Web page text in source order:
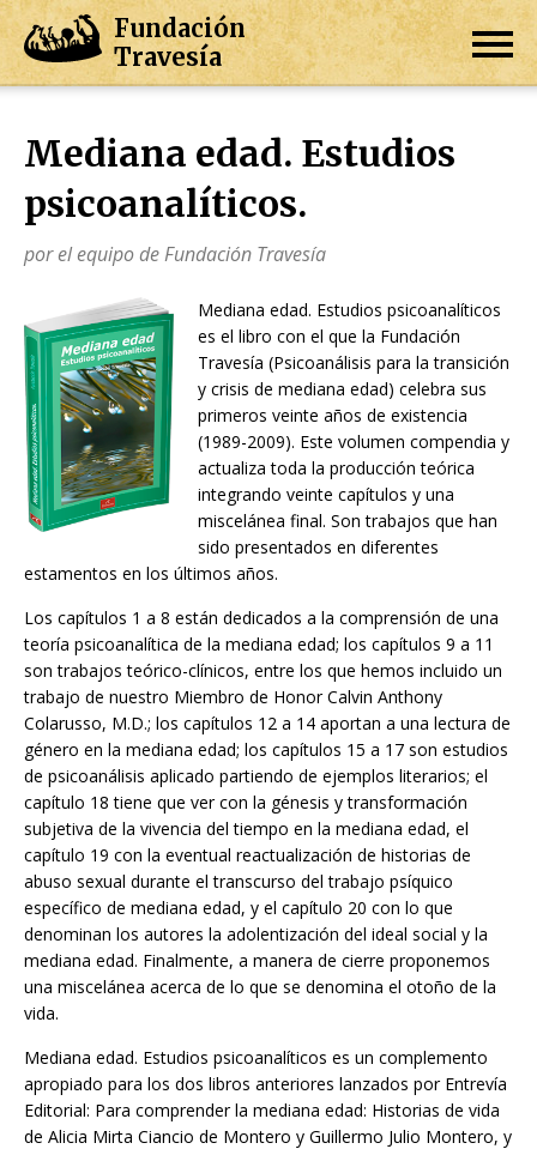
Fundación
Travesía
Mediana edad. Estudios
psicoanalíticos.
por el equipo de Fundación Travesía
Mediana edad. Estudios psicoanalíticos
es el libro con el que la Fundación
Travesía (Psicoanálisis para la transición
y crisis de mediana edad) celebra sus
primeros veinte años de existencia
(1989-2009). Este volumen compendia y
actualiza toda la producción teórica
integrando veinte capítulos y una
miscelánea final. Son trabajos que han
sido presentados en diferentes
estamentos en los últimos años.
Los capítulos 1 a 8 están dedicados a la comprensión de una
teoría psicoanalítica de la mediana edad; los capítulos 9 a 11
son trabajos teórico-clínicos, entre los que hemos incluido un
trabajo de nuestro Miembro de Honor Calvin Anthony
Colarusso, M.D.; los capítulos 12 a 14 aportan a una lectura de
género en la mediana edad; los capítulos 15 a 17 son estudios
de psicoanálisis aplicado partiendo de ejemplos literarios; el
capítulo 18 tiene que ver con la génesis y transformación
subjetiva de la vivencia del tiempo en la mediana edad, el
capítulo 19 con la eventual reactualización de historias de
abuso sexual durante el transcurso del trabajo psíquico
específico de mediana edad, y el capítulo 20 con lo que
denominan los autores la adolentización del ideal social y la
mediana edad. Finalmente, a manera de cierre proponemos
una miscelánea acerca de lo que se denomina el otoño de la
vida.
Mediana edad. Estudios psicoanalíticos es un complemento
apropiado para los dos libros anteriores lanzados por Entrevía
Editorial: Para comprender la mediana edad: Historias de vida
de Alicia Mirta Ciancio de Montero y Guillermo Julio Montero, y